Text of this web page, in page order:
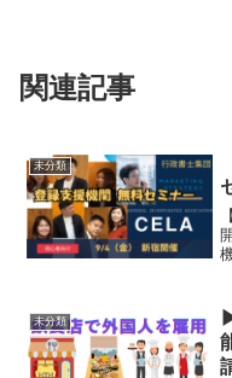
関連記事
未分類
未分類